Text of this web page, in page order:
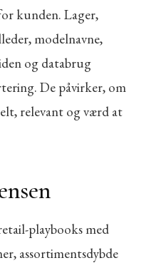
kunden. Lager,
modelnavne,
og databrug
De påvirker, om
relevant og værd at
playbooks med
assortimentsdybde